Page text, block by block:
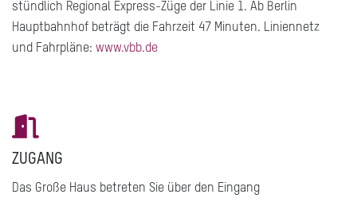
stündlich Regional Express-Züge der Linie 1. Ab Berlin
Hauptbahnhof beträgt die Fahrzeit 47 Minuten. Liniennetz
und Fahrpläne: www.vbb.de
ZUGANG
Das Große Haus betreten Sie über den Eingang